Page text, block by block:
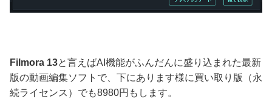
Filmora 13と言えばAI機能がふんだんに盛り込まれた最新
版の動画編集ソフトで、下にあります様に買い取り版（永
続ライセンス）でも8980円もします。